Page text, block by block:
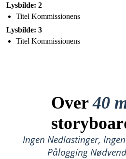
Lysbilde: 2
Titel Kommissionens
Lysbilde: 3
Titel Kommissionens
Over40
Ingen Nedlastinger,
Pålogging